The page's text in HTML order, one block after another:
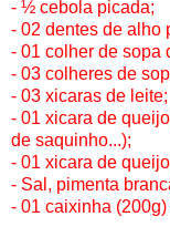
- ½ cebola picada;
- 02 dentes de alho
- 01 colher de sopa
- 03 colheres de
- 03 xicaras de leite;
- 01 xicara de
de saquinho...);
- 01 xicara de
- Sal, pimenta
- 01 caixinha